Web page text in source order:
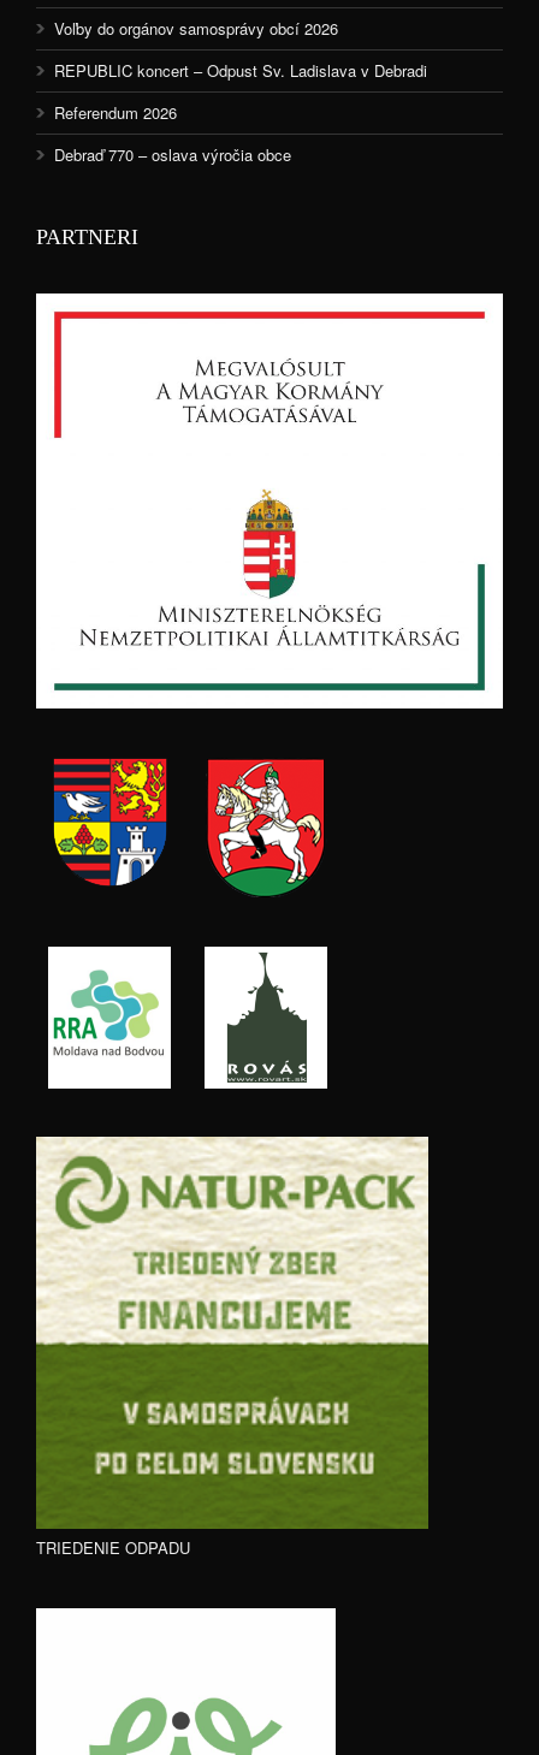
Voľby do orgánov samosprávy obcí 2026
REPUBLIC koncert – Odpust Sv. Ladislava v Debradi
Referendum 2026
Debraď 770 – oslava výročia obce
PARTNERI
TRIEDENIE ODPADU